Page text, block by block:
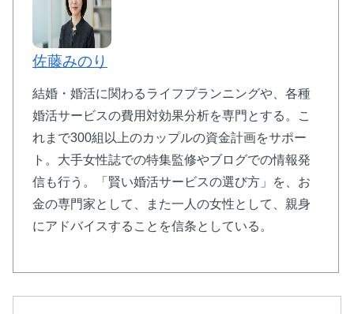
🌟 シーネット結婚相談所：IBJ Award 8期連
続受賞
🏆 IBJ Award 8期連続 受賞の実績
🕙
22時まで営業 ・年中無休
🚗
JR尻手駅徒歩 3分 ・無料駐車場
💰
月会費 8,000円 ・お見合い料無料
佐藤みのり
結婚・婚活に関わるライフプランニングや、各種
婚活サービスの費用対効果分析を専門とする。こ
れまで300組以上のカップルの資金計画をサポー
ト。大手女性誌での特集監修やブログでの情報発
信も行う。「賢い婚活サービスの選び方」を、お
金の専門家として、また一人の女性として、親身
にアドバイスすることを信条としている。